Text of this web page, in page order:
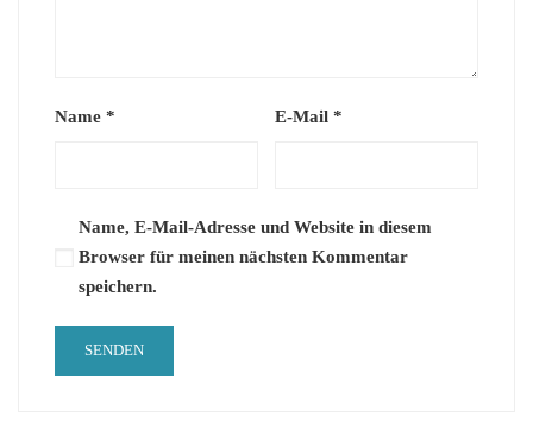
Name * E-Mail*
Name, E-Mail-Adresse und Website in diesem
Browser für meinen nächsten Kommentar
speichern.